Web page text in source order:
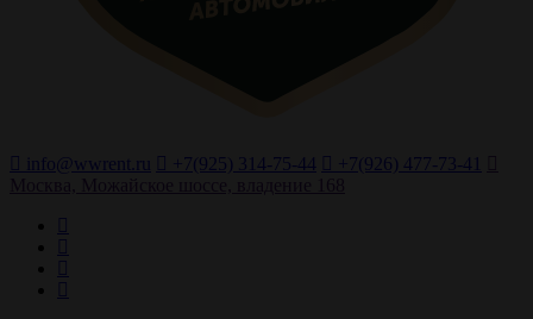
info@wwrent.ru +7(925) 314-75-44
+7(926) 477-73-41